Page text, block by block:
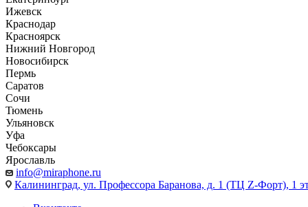
Ижевск
Краснодар
Красноярск
Нижний Новгород
Новосибирск
Пермь
Саратов
Сочи
Тюмень
Ульяновск
Уфа
Чебоксары
Ярославль
info@miraphone.ru
Калининград, ул. Профессора Баранова, д. 1 (ТЦ Z-Форт), 1